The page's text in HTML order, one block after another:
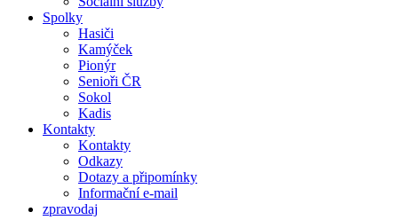
Spolky
Hasiči
Kamýček
Pionýr
Senioři ČR
Sokol
Kadis
Kontakty
Kontakty
Odkazy
Dotazy a připomínky
Informační e-mail
zpravodaj